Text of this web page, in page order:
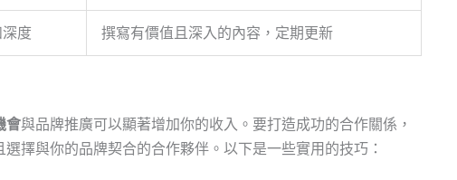
度 撰寫有價值且深入的內容，定期更新
會與品牌推廣可以顯著增加你的收入。要打造成功的合作關係，
擇與你的品牌契合的合作夥伴。以下是一些實用的技巧：